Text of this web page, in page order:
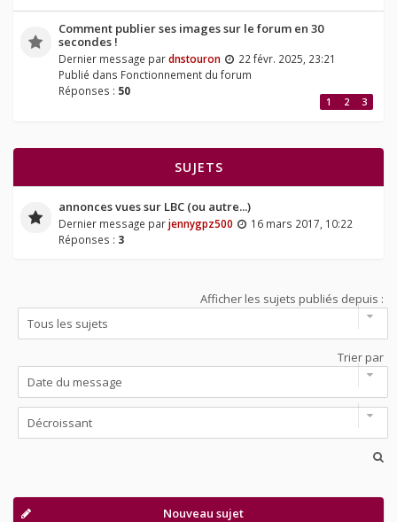
Comment publier ses images sur le forum en 30
secondes !
Dernier message pardnstouron
22 févr. 2025, 23:21
Publié dans Fonctionnement du forum
Réponses : 50
1 2 3
SUJETS
annonces vues sur LBC (ou autre...)
Dernier message parjennygpz500
16 mars 2017, 10:22
Réponses : 3
Afficher les sujets publiés depuis :
Trier par
Nouveau sujet